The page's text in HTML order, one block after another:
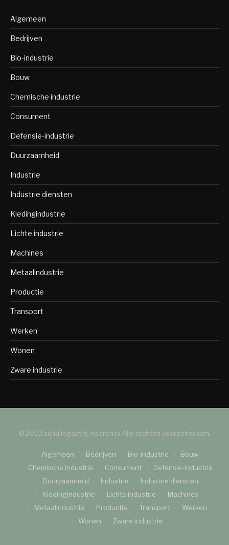
Algemeen
Bedrijven
Bio-industrie
Bouw
Chemische industrie
Consument
Defensie-industrie
Duurzaamheid
Industrie
Industrie diensten
Kledingindustrie
Lichte industrie
Machines
Metaalindustrie
Productie
Transport
Werken
Wonen
Zware industrie
© 2023 schaliegasvrij-haaren.nl Alle rechten voorbehouden.
Algemeen Bedrijven Bio-industrie
Bouw
Chemische industrie
Consument
Defensie-industrie
Duurzaamheid
Industrie
Industrie diensten
Kledingindustrie
Lichte industrie
Machines
Metaalindustrie
Productie Transport
Werken
Wonen
Zware industrie